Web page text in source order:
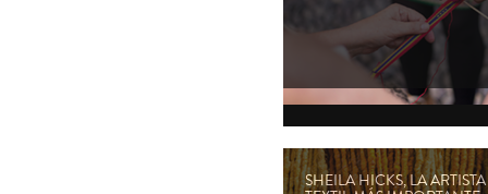
SHEILA HICKS, LA ARTISTA